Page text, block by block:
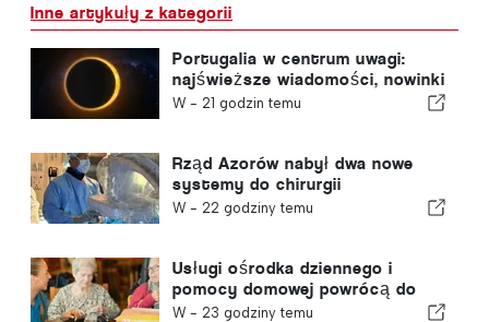
Inne artykuły z kategorii
Portugalia w centrum uwagi:
najświeższe wiadomości, nowinki
turystyczne i najważniejsze
W - 21 godzin temu
Rząd Azorów nabył dwa nowe
systemy do chirurgii
robotycznej
W - 22 godziny temu
Usługi ośrodka dziennego i
pomocy domowej powrócą do
gminy w Portugalii
W - 23 godziny temu